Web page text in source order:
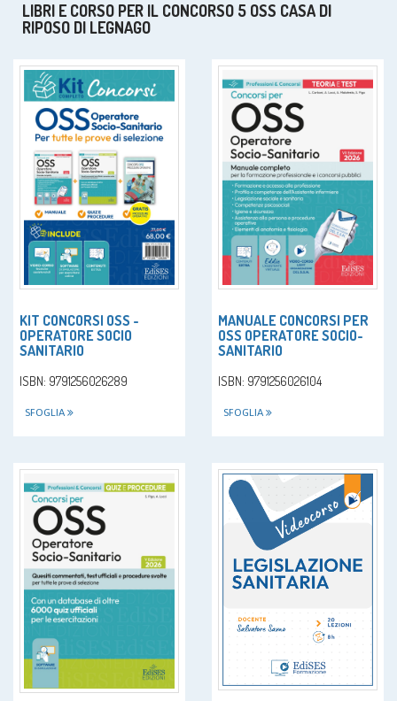
LIBRI E CORSO PER IL CONCORSO 5 OSS CASA DI
RIPOSO DI LEGNAGO
KIT CONCORSI OSS -
OPERATORE SOCIO
SANITARIO
ISBN: 9791256026289
SFOGLIA
MANUALE CONCORSI PER
OSS OPERATORE SOCIO-
SANITARIO
ISBN: 9791256026104
SFOGLIA